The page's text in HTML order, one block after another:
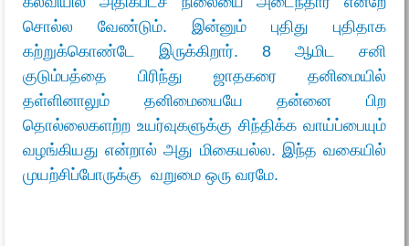
சொல்ல வேண்டும். இன்னும் புதிது புதிதாக
கற்றுக்கொண்டே இருக்கிறார். 8 ஆமிட சனி
குடும்பத்தை பிரிந்து ஜாதகரை தனிமையில்
தள்ளினாலும் தனிமையையே தன்னை பிற
தொல்லைகளற்ற உயர்வுகளுக்கு சிந்திக்க வாய்ப்பையும்
வழங்கியது என்றால் அது மிகையல்ல. இந்த வகையில்
முயற்சிப்போருக்கு வறுமை ஒரு வரமே.